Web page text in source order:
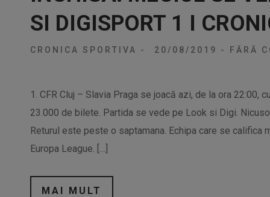
SI DIGISPORT 1 I
CRONICA SPORTIVA - 20/08/2019 - FĂRĂ
1. CFR Cluj – Slavia Praga se joacă azi, de la ora 22:00,
23.000 de bilete. Partida se vede pe Look si Digi.
Returul este peste o saptamana. Echipa care se califica
Europa League. […]
MAI MULT